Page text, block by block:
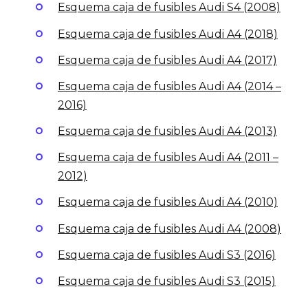
Esquema caja de fusibles Audi S4 (2008)
Esquema caja de fusibles Audi A4 (2018)
Esquema caja de fusibles Audi A4 (2017)
Esquema caja de fusibles Audi A4 (2014 –
2016)
Esquema caja de fusibles Audi A4 (2013)
Esquema caja de fusibles Audi A4 (2011 –
2012)
Esquema caja de fusibles Audi A4 (2010)
Esquema caja de fusibles Audi A4 (2008)
Esquema caja de fusibles Audi S3 (2016)
Esquema caja de fusibles Audi S3 (2015)